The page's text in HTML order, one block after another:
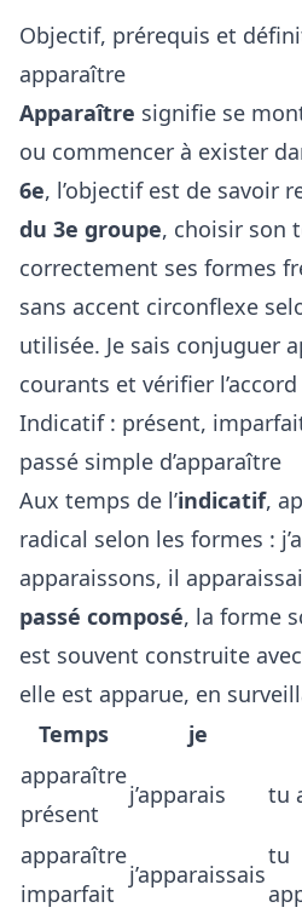
Objectif, prérequis et
apparaître
Apparaître signifie se
ou commencer à exister
6e, l’objectif est de savoir
du 3e groupe, choisir son
correctement ses formes
sans accent circonflexe
utilisée. Je sais conjuguer
courants et vérifier
Indicatif : présent,
passé simple d’apparaître
Aux temps de l’indicatif,
radical selon les formes :
apparaissons, il
passé composé, la forme
est souvent construite avec
elle est apparue, en
Temps
je
apparaître
présent
j’apparais tu
apparaître
imparfait
j’apparaissais
tu